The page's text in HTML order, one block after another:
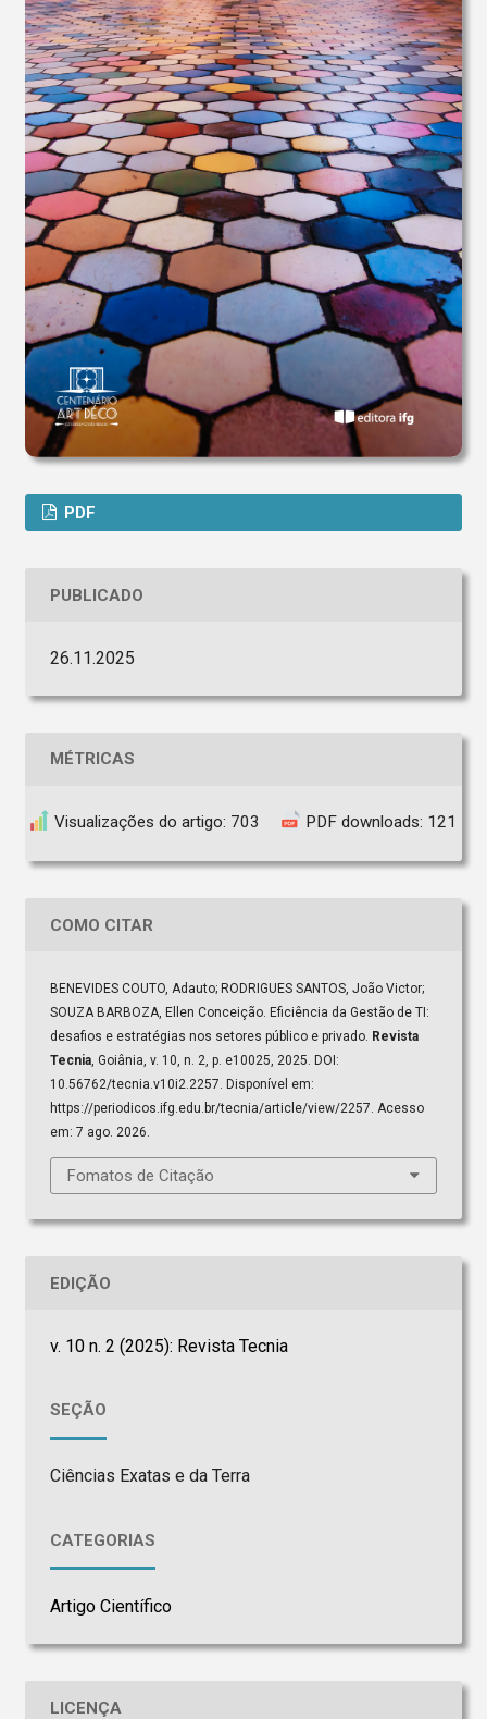
PDF
PUBLICADO
26.11.2025
MÉTRICAS
Visualizações do artigo: 703 PDF downloads: 121
COMO CITAR
BENEVIDES COUTO, Adauto; RODRIGUES SANTOS, João Victor;
SOUZA BARBOZA, Ellen Conceição. Eficiência da Gestão de TI:
desafios e estratégias nos setores público e privado. Revista
Tecnia, Goiânia, v. 10, n. 2, p. e10025, 2025. DOI:
10.56762/tecnia.v10i2.2257. Disponível em:
https://periodicos.ifg.edu.br/tecnia/article/view/2257. Acesso
em: 7 ago. 2026.
Fomatos de Citação
EDIÇÃO
v. 10 n. 2 (2025): Revista Tecnia
SEÇÃO
Ciências Exatas e da Terra
CATEGORIAS
Artigo Científico
LICENÇA